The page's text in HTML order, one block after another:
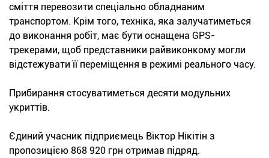
сміття перевозити спеціально обладнаним
транспортом. Крім того, техніка, яка залучатиметься
до виконання робіт, має бути оснащена GPS-
трекерами, щоб представники райвиконкому могли
відстежувати її переміщення в режимі реального часу.
Прибирання стосуватиметься десяти модульних
укриттів.
Єдиний учасник підприємець Віктор Нікітін з
пропозицією 868 920 грн отримав підряд.